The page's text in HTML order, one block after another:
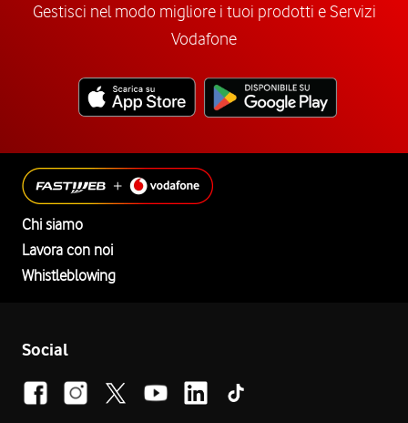
Gestisci nel modo migliore i tuoi prodotti e Servizi
Vodafone
Chi siamo
Lavora con noi
Whistleblowing
Social